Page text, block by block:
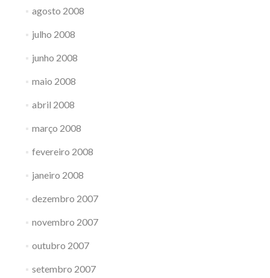
agosto 2008
julho 2008
junho 2008
maio 2008
abril 2008
março 2008
fevereiro 2008
janeiro 2008
dezembro 2007
novembro 2007
outubro 2007
setembro 2007